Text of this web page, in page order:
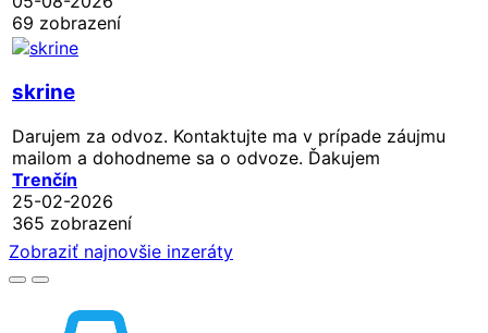
69 zobrazení
skrine
Darujem za odvoz. Kontaktujte ma v prípade záujmu
mailom a dohodneme sa o odvoze. Ďakujem
Trenčín
25-02-2026
365 zobrazení
Zobraziť najnovšie inzeráty